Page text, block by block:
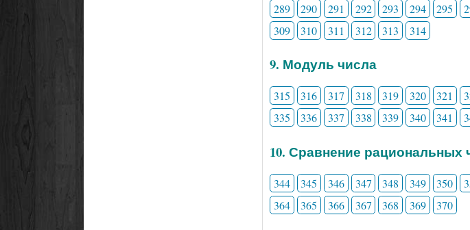
289 290 291 292 293 294 295
309
310 311 312 313 314
9. Модуль числа
315 316 317 318 319 320 321
335
336 337 338 339 340 341
10. Сравнение рациональных
344 345 346 347 348 349 350
364
365 366 367 368 369 370